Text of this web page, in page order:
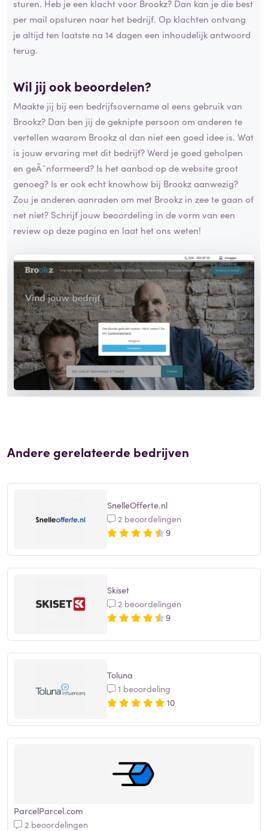
sturen. Heb je een klacht voor Brookz? Dan kan je die best
per mail opsturen naar het bedrijf. Op klachten ontvang
je altijd ten laatste na 14 dagen een inhoudelijk antwoord
terug.
Wil jij ook beoordelen?
Maakte jij bij een bedrijfsovername al eens gebruik van
Brookz? Dan ben jij de geknipte persoon om anderen te
vertellen waarom Brookz al dan niet een goed idee is. Wat
is jouw ervaring met dit bedrijf? Werd je goed geholpen
en geÃ¯nformeerd? Is het aanbod op de website groot
genoeg? Is er ook echt knowhow bij Brookz aanwezig?
Zou je anderen aanraden om met Brookz in zee te gaan of
net niet? Schrijf jouw beoordeling in de vorm van een
review op deze pagina en laat het ons weten!
Andere gerelateerde bedrijven
SnelleOfferte.nl
2 beoordelingen
9
Skiset
2 beoordelingen
9
Toluna
1 beoordeling
10
ParcelParcel.com
2 beoordelingen